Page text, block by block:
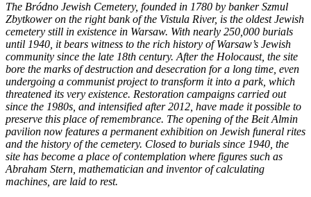
The Bródno Jewish Cemetery, founded in 1780 by banker Szmul
Zbytkower on the right bank of the Vistula River, is the oldest Jewish
cemetery still in existence in Warsaw. With nearly 250,000 burials
until 1940, it bears witness to the rich history of Warsaw’s Jewish
community since the late 18th century. After the Holocaust, the site
bore the marks of destruction and desecration for a long time, even
undergoing a communist project to transform it into a park, which
threatened its very existence. Restoration campaigns carried out
since the 1980s, and intensified after 2012, have made it possible to
preserve this place of remembrance. The opening of the Beit Almin
pavilion now features a permanent exhibition on Jewish funeral rites
and the history of the cemetery. Closed to burials since 1940, the
site has become a place of contemplation where figures such as
Abraham Stern, mathematician and inventor of calculating
machines, are laid to rest.